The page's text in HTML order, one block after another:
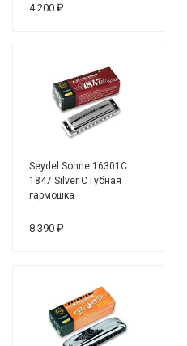
4 200 ₽
Seydel Sohne 16301C
1847 Silver C Губная
гармошка
8 390 ₽